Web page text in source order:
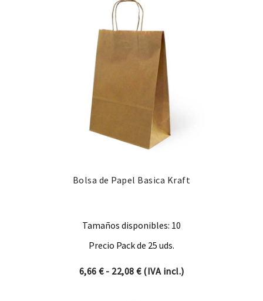
Bolsa de Papel Basica Kraft
Tamaños disponibles: 10
Precio Pack de 25 uds.
6,66 € - 22,08 €Rango de precios: desde
(IVA incl.)